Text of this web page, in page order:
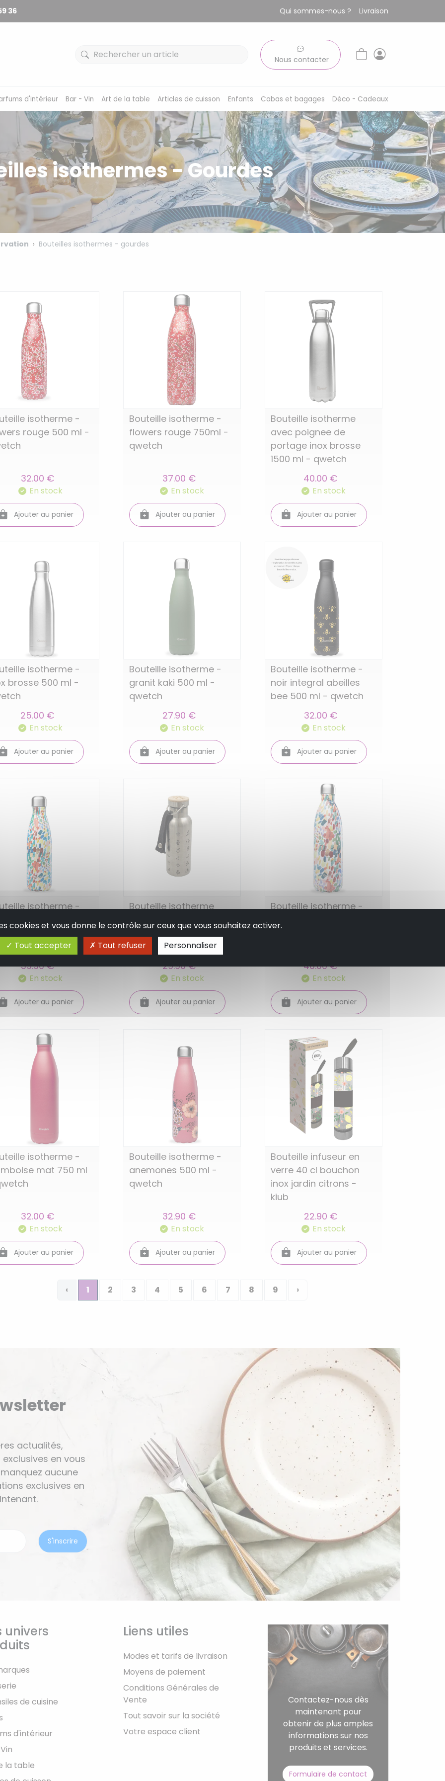
36 Qui sommes-nous ? Livraison
Nous contacter
d'intérieur Bar - Vin Art de la table Articles de cuisson Enfants Cabas et bagages Déco - Cadeaux
isothermes - Gourdes
Bouteilles isothermes - gourdes
isotherme -
rouge 500 ml -
32.00 €
En stock
Ajouter au panier
Bouteille isotherme -
flowers rouge 750ml -
qwetch
37.00 €
En stock
Ajouter au panier
Bouteille isotherme
avec poignee de
portage inox brosse
1500 ml - qwetch
40.00 €
En stock
Ajouter au panier
isotherme -
brosse 500 ml -
25.00 €
En stock
Ajouter au panier
Bouteille isotherme -
granit kaki 500 ml -
qwetch
27.90 €
En stock
Ajouter au panier
Bouteille isotherme -
noir integral abeilles
bee 500 ml - qwetch
32.00 €
En stock
Ajouter au panier
isotherme -
750ml - qwetch
39.90 €
En stock
Ajouter au panier
Bouteille isotherme
zéro plastique, zéro
silicone decor fruits -
nu bento- cookut
29.90 €
En stock
Ajouter au panier
Bouteille isotherme -
40.00 €
En stock
Ajouter au panier
isotherme -
mat 750 ml
32.00 €
En stock
Ajouter au panier
Bouteille isotherme -
anemones 500 ml -
qwetch
32.90 €
En stock
Ajouter au panier
Bouteille infuseur en
verre 40 cl bouchon
inox jardin citrons -
kiub
22.90 €
En stock
Ajouter au panier
‹ 1 2 3 4 5 6 7 8 9 ›
actualités,
en vous
aucune
exclusives en
univers
de cuisine
d'intérieur
la table
Liens utiles
Modes et tarifs de livraison
Moyens de paiement
Conditions Générales de
Vente
Tout savoir sur la société
Votre espace client
Contactez-nous dès
maintenant pour
obtenir de plus amples
informations sur nos
produits et services.
Formulaire de contact
cookies et vous donne le contrôle sur ceux que vous souhaitez activer.
Tout accepter
Tout refuser Personnaliser